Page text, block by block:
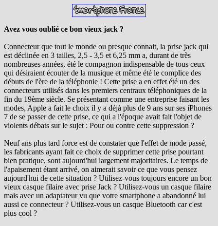
Avez vous oublié ce bon vieux jack ?
Connecteur que tout le monde ou presque connait, la prise jack qui
est déclinée en 3 tailles, 2,5 - 3,5 et 6,25 mm a, durant de très
nombreuses années, été le compagnon indispensable de tous ceux
qui désiraient écouter de la musique et même été le complice des
débuts de l'ère de la téléphonie ! Cette prise a en effet été un des
connecteurs utilisés dans les premiers centraux téléphoniques de la
fin du 19ème siècle. Se présentant comme une entreprise faisant les
modes, Apple a fait le choix il y a déjà plus de 9 ans sur ses iPhones
7 de se passer de cette prise, ce qui a l'époque avait fait l'objet de
violents débats sur le sujet : Pour ou contre cette suppression ?
Neuf ans plus tard force est de constater que l'effet de mode passé,
les fabricants ayant fait ce choix de supprimer cette prise pourtant
bien pratique, sont aujourd'hui largement majoritaires. Le temps de
l'apaisement étant arrivé, on aimerait savoir ce que vous pensez
aujourd'hui de cette situation ? Utilisez-vous toujours encore un bon
vieux casque filaire avec prise Jack ? Utilisez-vous un casque filaire
mais avec un adaptateur vu que votre smartphone a abandonné lui
aussi ce connecteur ? Utilisez-vous un casque Bluetooth car c'est
plus cool ?